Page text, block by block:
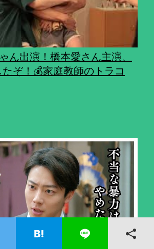
ん出演！橋本愛さん主演、
ぞ！💰家庭教師のトラコ